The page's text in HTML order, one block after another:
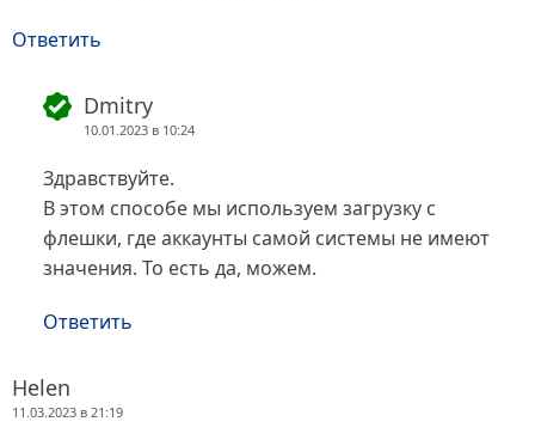
Ответить
Dmitry
10.01.2023 в 10:24
Здравствуйте.
В этом способе мы используем загрузку с
флешки, где аккаунты самой системы не имеют
значения. То есть да, можем.
Ответить
Helen
11.03.2023 в 21:19